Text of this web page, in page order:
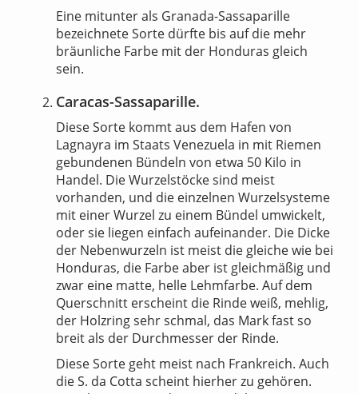
Eine mitunter als Granada-Sassaparille
bezeichnete Sorte dürfte bis auf die mehr
bräunliche Farbe mit der Honduras gleich
sein.
Caracas-Sassaparille.
Diese Sorte kommt aus dem Hafen von
Lagnayra im Staats Venezuela in mit Riemen
gebundenen Bündeln von etwa 50 Kilo in
Handel. Die Wurzelstöcke sind meist
vorhanden, und die einzelnen Wurzelsysteme
mit einer Wurzel zu einem Bündel umwickelt,
oder sie liegen einfach aufeinander. Die Dicke
der Nebenwurzeln ist meist die gleiche wie bei
Honduras, die Farbe aber ist gleichmäßig und
zwar eine matte, helle Lehmfarbe. Auf dem
Querschnitt erscheint die Rinde weiß, mehlig,
der Holzring sehr schmal, das Mark fast so
breit als der Durchmesser der Rinde.
Diese Sorte geht meist nach Frankreich. Auch
die S. da Cotta scheint hierher zu gehören.